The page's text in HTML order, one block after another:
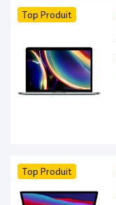
Top Produit
Top Produit